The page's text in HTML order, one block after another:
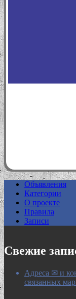
0:00
Объявления
Категории
О проекте
Правила
Записи
Свежие
Адреса ✉ и
связанных